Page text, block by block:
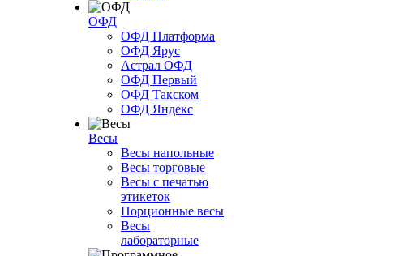
ОФД
ОФД Платформа
ОФД Ярус
Астрал ОФД
ОФД Первый
ОФД Такском
ОФД Яндекс
Весы
Весы напольные
Весы торговые
Весы с печатью
этикеток
Порционные весы
Весы
лабораторные